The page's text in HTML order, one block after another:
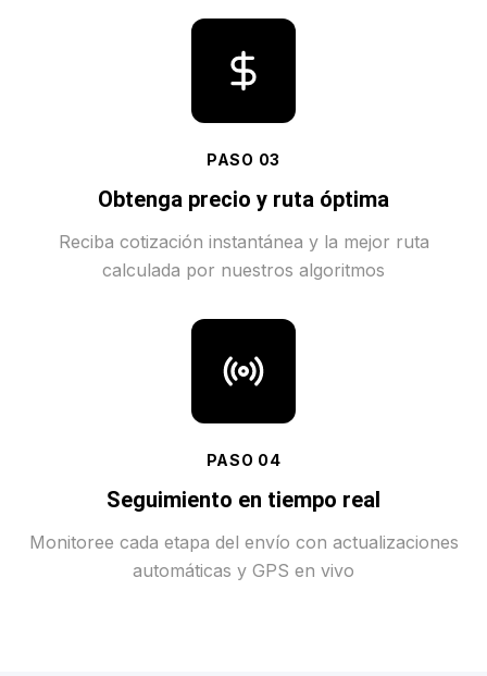
PASO 03
Obtenga precio y ruta óptima
Reciba cotización instantánea y la mejor ruta
calculada por nuestros algoritmos
PASO 04
Seguimiento en tiempo real
Monitoree cada etapa del envío con actualizaciones
automáticas y GPS en vivo